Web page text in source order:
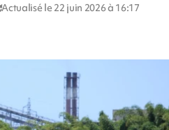
Actualisé le 22 juin 2026 à 16:17